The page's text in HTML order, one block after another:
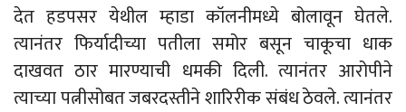
देत हडपसर येथील म्हाडा कॉलनीमध्ये बोलावून घेतले.
त्यानंतर फिर्यादीच्या पतीला समोर बसून चाकूचा धाक
दाखवत ठार मारण्याची धमकी दिली. त्यानंतर आरोपीने
त्याच्या पत्नीसोबत जबरदस्तीने शारिरीक संबंध ठेवले. त्यानंतर